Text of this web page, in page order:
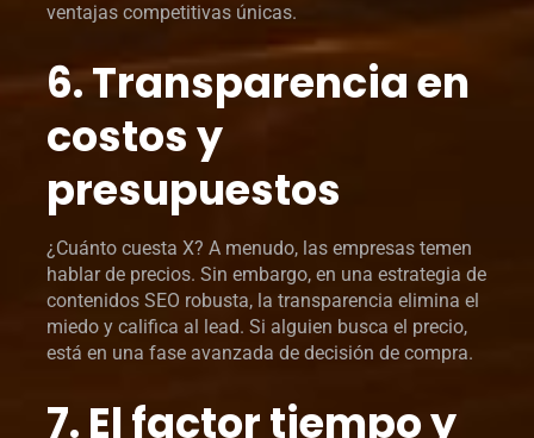
ventajas competitivas únicas.
6. Transparencia en
costos y
presupuestos
¿Cuánto cuesta X? A menudo, las empresas temen
hablar de precios. Sin embargo, en una estrategia de
contenidos SEO robusta, la transparencia elimina el
miedo y califica al lead. Si alguien busca el precio,
está en una fase avanzada de decisión de compra.
7. El factor tiempo y